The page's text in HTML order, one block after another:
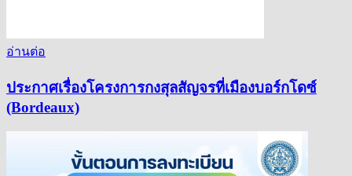
อ่านต่อ
ประกาศเรื่องโครงการกงสุลสัญจรที่เมืองบอร์กโดซ์
(Bordeaux)